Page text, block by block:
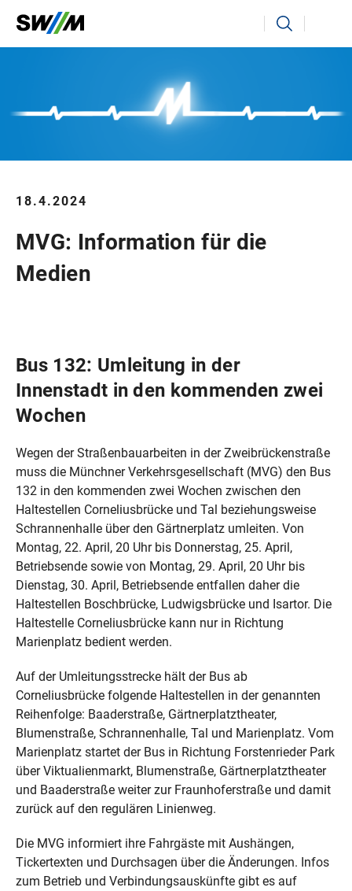
Ihr Suchbegriff Suchen
18.4.2024
MVG: Information für die
Medien
Bus 132: Umleitung in der
Innenstadt in den kommenden zwei
Wochen
Wegen der Straßenbauarbeiten in der Zweibrückenstraße
muss die Münchner Verkehrsgesellschaft (MVG) den Bus
132 in den kommenden zwei Wochen zwischen den
Haltestellen Corneliusbrücke und Tal beziehungsweise
Schrannenhalle über den Gärtnerplatz umleiten. Von
Montag, 22. April, 20 Uhr bis Donnerstag, 25. April,
Betriebsende sowie von Montag, 29. April, 20 Uhr bis
Dienstag, 30. April, Betriebsende entfallen daher die
Haltestellen Boschbrücke, Ludwigsbrücke und Isartor. Die
Haltestelle Corneliusbrücke kann nur in Richtung
Marienplatz bedient werden.
Auf der Umleitungsstrecke hält der Bus ab
Corneliusbrücke folgende Haltestellen in der genannten
Reihenfolge: Baaderstraße, Gärtnerplatztheater,
Blumenstraße, Schrannenhalle, Tal und Marienplatz. Vom
Marienplatz startet der Bus in Richtung Forstenrieder Park
über Viktualienmarkt, Blumenstraße, Gärtnerplatztheater
und Baaderstraße weiter zur Fraunhoferstraße und damit
zurück auf den regulären Linienweg.
Die MVG informiert ihre Fahrgäste mit Aushängen,
Tickertexten und Durchsagen über die Änderungen. Infos
zum Betrieb und Verbindungsauskünfte gibt es auf